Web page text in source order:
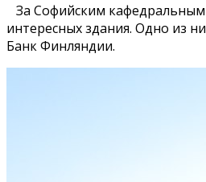
За Софийским
интересных здания. Одно из
Банк Финляндии.